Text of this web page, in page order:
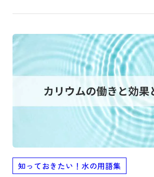
知っておきたい！水の用語集
記事を読む